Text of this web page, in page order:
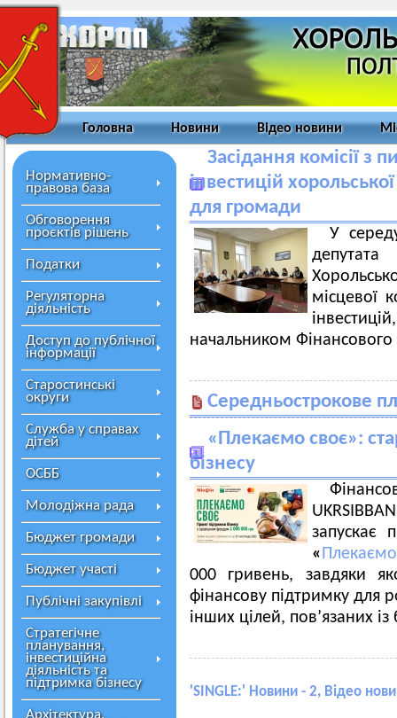
Головна Новини Відео новини
Нормативно-
правова база
Обговорення
проєктів рішень
Податки
Регуляторна
діяльність
Доступ до публічної
інформації
Старостинські
округи
Служба у справах
дітей
ОСББ
Молодіжна рада
Бюджет громади
Бюджет участі
Публічні закупівлі
Стратегічне
планування,
інвестиційна
діяльність та
підтримка бізнесу
Архітектура,
Засідання комісії з
інвестицій
для громади
У
місцевої
начальником
Середньострокове
«Плекаємо своє»:
бізнесу
запускає
«
000 гривень, завдяки
фінансову підтримку для
інших цілей, пов’язаних
'SINGLE:' Новини - 2, Відео